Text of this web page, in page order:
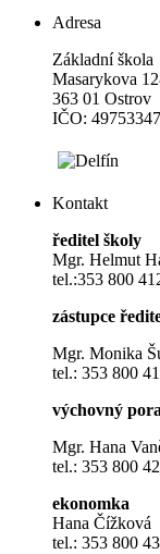
Adresa
Základní škola
Masarykova
363 01 Ostrov
IČO: 49753347
Kontakt
ředitel školy
Mgr. Helmut
tel.:353 800
zástupce
Mgr. Monika
tel.: 353 800
výchovný
Mgr. Hana
tel.: 353 800
ekonomka
Hana Čížková
tel.: 353 800